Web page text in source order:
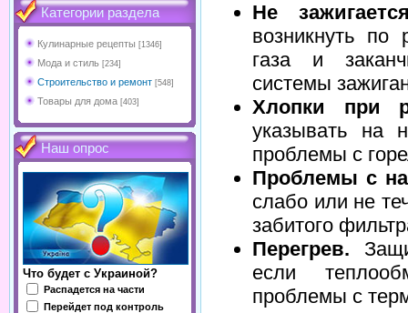
Категории раздела
Кулинарные рецепты [1346]
Мода и стиль [234]
Строительство и ремонт [548]
Товары для дома [403]
Наш опрос
Что будет с Украиной?
Распадется на части
Перейдет под контроль
Не
возникнуть по
газа и
системы
Хлопки при
указывать на
проблемы с
Проблемы с
слабо или не
забитого
Перегрев.
если
проблемы с